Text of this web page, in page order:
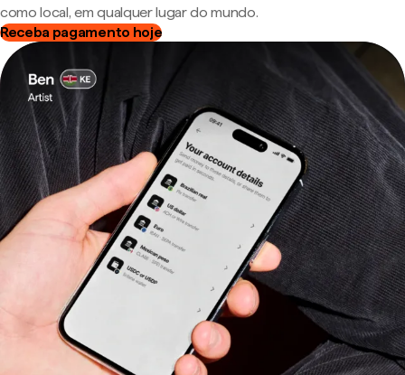
como local, em qualquer lugar do mundo.
Receba pagamento hoje